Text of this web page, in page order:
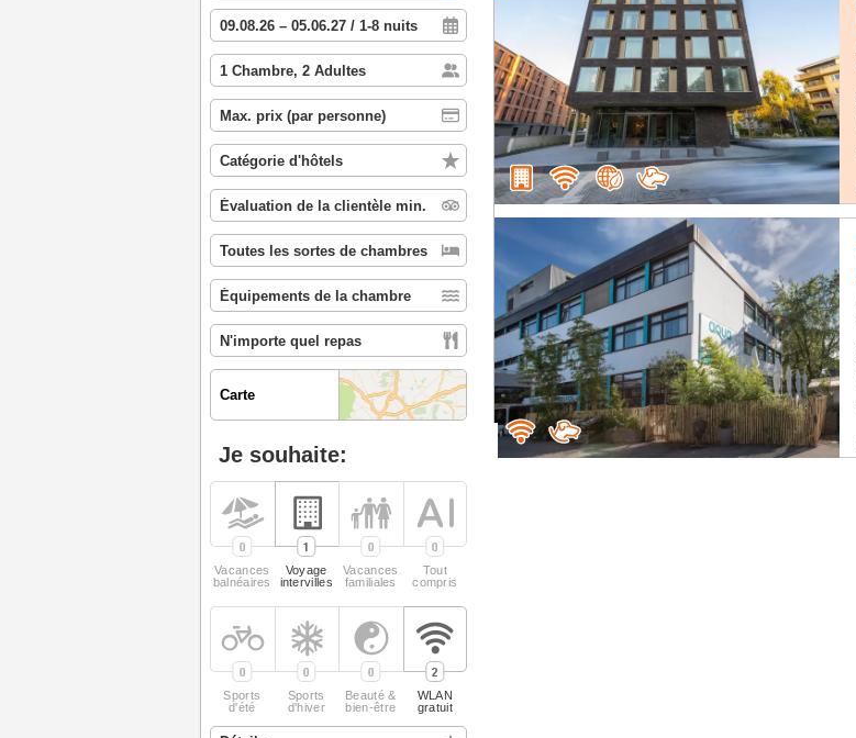
Carte
Je souhaite:
0
Vacances
balnéaires
1
Voyage
intervilles
0
Vacances
familiales
0
Tout
compris
0
Sports
d'été
0
Sports
d'hiver
0
Beauté &
bien-être
2
WLAN
gratuit